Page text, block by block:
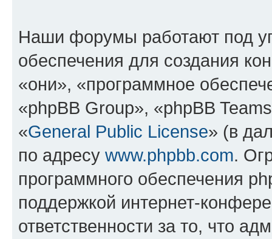
Наши форумы работают под
обеспечения для создания
«они», «программное
«phpBB Group», «phpBB
«General Public License» (в
по адресу www.phpbb.com.
программного обеспечения
поддержкой интернет-
ответственности за то, что